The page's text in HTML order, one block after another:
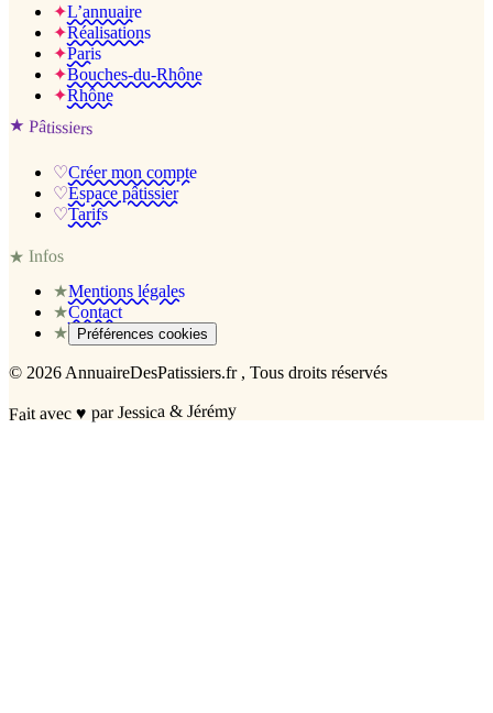
✦L’annuaire
✦Réalisations
✦Paris
✦Bouches-du-Rhône
✦Rhône
★ Pâtissiers
♡Créer mon compte
♡Espace pâtissier
♡Tarifs
★Infos
★Mentions légales
★Contact
★
Préférences cookies
© 2026 AnnuaireDesPatissiers.fr , Tous droits réservés
Fait avec♥ par Jessica & Jérémy